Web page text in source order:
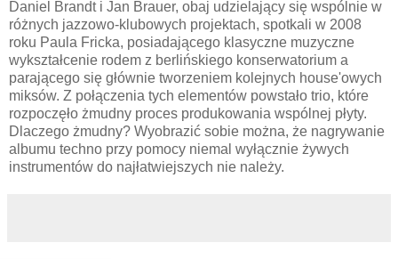
Daniel Brandt i Jan Brauer, obaj udzielający się wspólnie w
różnych jazzowo-klubowych projektach, spotkali w 2008
roku Paula Fricka, posiadającego klasyczne muzyczne
wykształcenie rodem z berlińskiego konserwatorium a
parającego się głównie tworzeniem kolejnych house'owych
miksów. Z połączenia tych elementów powstało trio, które
rozpoczęło żmudny proces produkowania wspólnej płyty.
Dlaczego żmudny? Wyobrazić sobie można, że nagrywanie
albumu techno przy pomocy niemal wyłącznie żywych
instrumentów do najłatwiejszych nie należy.